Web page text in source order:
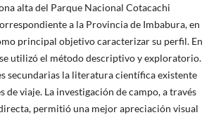
alta del Parque Nacional Cotacachi
a la Provincia de Imbabura, en
principal objetivo caracterizar su perfil. En
utilizó el método descriptivo y exploratorio.
secundarias la literatura científica existente
de viaje. La investigación de campo, a través
permitió una mejor apreciación visual